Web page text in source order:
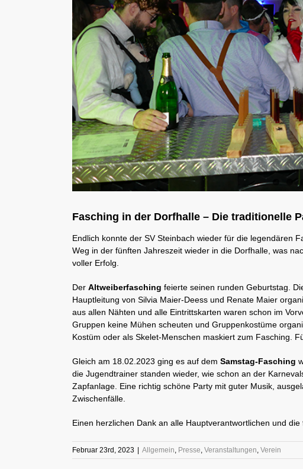
Fasching in der Dorfhalle – Die traditionelle
Endlich konnte der SV Steinbach wieder für die legendären
Weg in der fünften Jahreszeit wieder in die Dorfhalle, was
voller Erfolg.
Der Altweiberfasching feierte seinen runden Geburtstag.
Hauptleitung von Silvia Maier-Deess und Renate Maier
aus allen Nähten und alle Eintrittskarten waren schon im
Gruppen keine Mühen scheuten und Gruppenkostüme
Kostüm oder als Skelet-Menschen maskiert zum Fasching.
Gleich am 18.02.2023 ging es auf dem Samstag-Fasching
die Jugendtrainer standen wieder, wie schon an der
Zapfanlage. Eine richtig schöne Party mit guter Musik,
Zwischenfälle.
Einen herzlichen Dank an alle Hauptverantwortlichen und
Februar 23rd, 2023 | Allgemein, Presse, Veranstaltungen, Verein